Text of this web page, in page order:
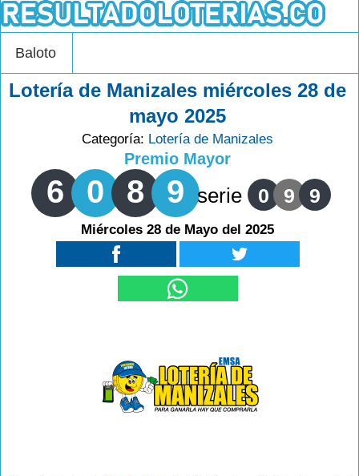
Baloto
Lotería de Manizales miércoles 28 de
mayo 2025
Categoría: Lotería de Manizales
Premio Mayor
6 0 8 9 serie 0 9 9
Miércoles 28 de Mayo del 2025